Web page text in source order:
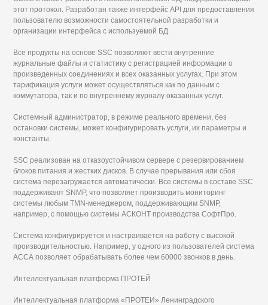
этот протокол. Разработан также интерфейс API для предоставления
пользователю возможности самостоятельной разработки и
организации интерфейса с используемой БД.
Все продукты на основе SSC позволяют вести внутренние
журнальные файлы и статистику с регистрацией информации о
произведенных соединениях и всех оказанных услугах. При этом
тарификация услуги может осуществляться как по данным с
коммутатора, так и по внутреннему журналу оказанных услуг.
Системный администратор, в режиме реального времени, без
остановки системы, может конфигурировать услуги, их параметры и
константы.
SSC реализован на отказоустойчивом сервере с резервированием
блоков питания и жестких дисков. В случае прерывания или сбоя
система перезагружается автоматически. Все системы в составе SSC
поддерживают SNMP, что позволяет производить мониторинг
системы любым TMN-менеджером, поддерживающим SNMP,
например, с помощью системы АСКОНТ производства СофтПро.
Система конфигурируется и настраивается на работу с высокой
производительностью. Например, у одного из пользователей система
АССА позволяет обрабатывать более чем 60000 звонков в день.
Интеллектуальная платформа ПРОТЕЙ
Интеллектуальная платформа «ПРОТЕИ» Ленинградского